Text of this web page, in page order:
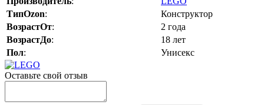
ТипOzon:
Конструктор
ВозрастОт:
2 года
ВозрастДо:
18 лет
Пол: Унисекс
Оставьте свой отзыв